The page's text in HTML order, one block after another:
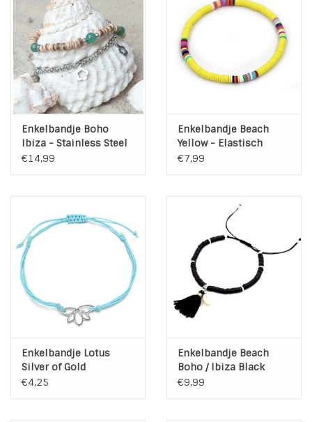
Zonnebrillen
Fashion
ON THE BEACH
Charmin*s
LIFESTYLE PRODUCTEN
INSPIRATIE
SALE
Enkelbandje Boho
Ibiza - Stainless Steel
€14,99
Enkelbandje Beach
Yellow - Elastisch
€7,99
Enkelbandje Lotus
Silver of Gold
€4,25
Enkelbandje Beach
Boho / Ibiza Black
€9,99